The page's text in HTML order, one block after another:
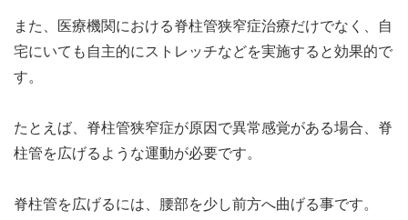
また、医療機関における脊柱管狭窄症治療だけでなく、自
宅にいても自主的にストレッチなどを実施すると効果的で
す。
たとえば、脊柱管狭窄症が原因で異常感覚がある場合、脊
柱管を広げるような運動が必要です。
脊柱管を広げるには、腰部を少し前方へ曲げる事です。